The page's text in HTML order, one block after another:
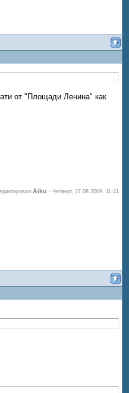
от "Площади Ленина" как
Aiku - Четверг, 27.08.2009, 11:41